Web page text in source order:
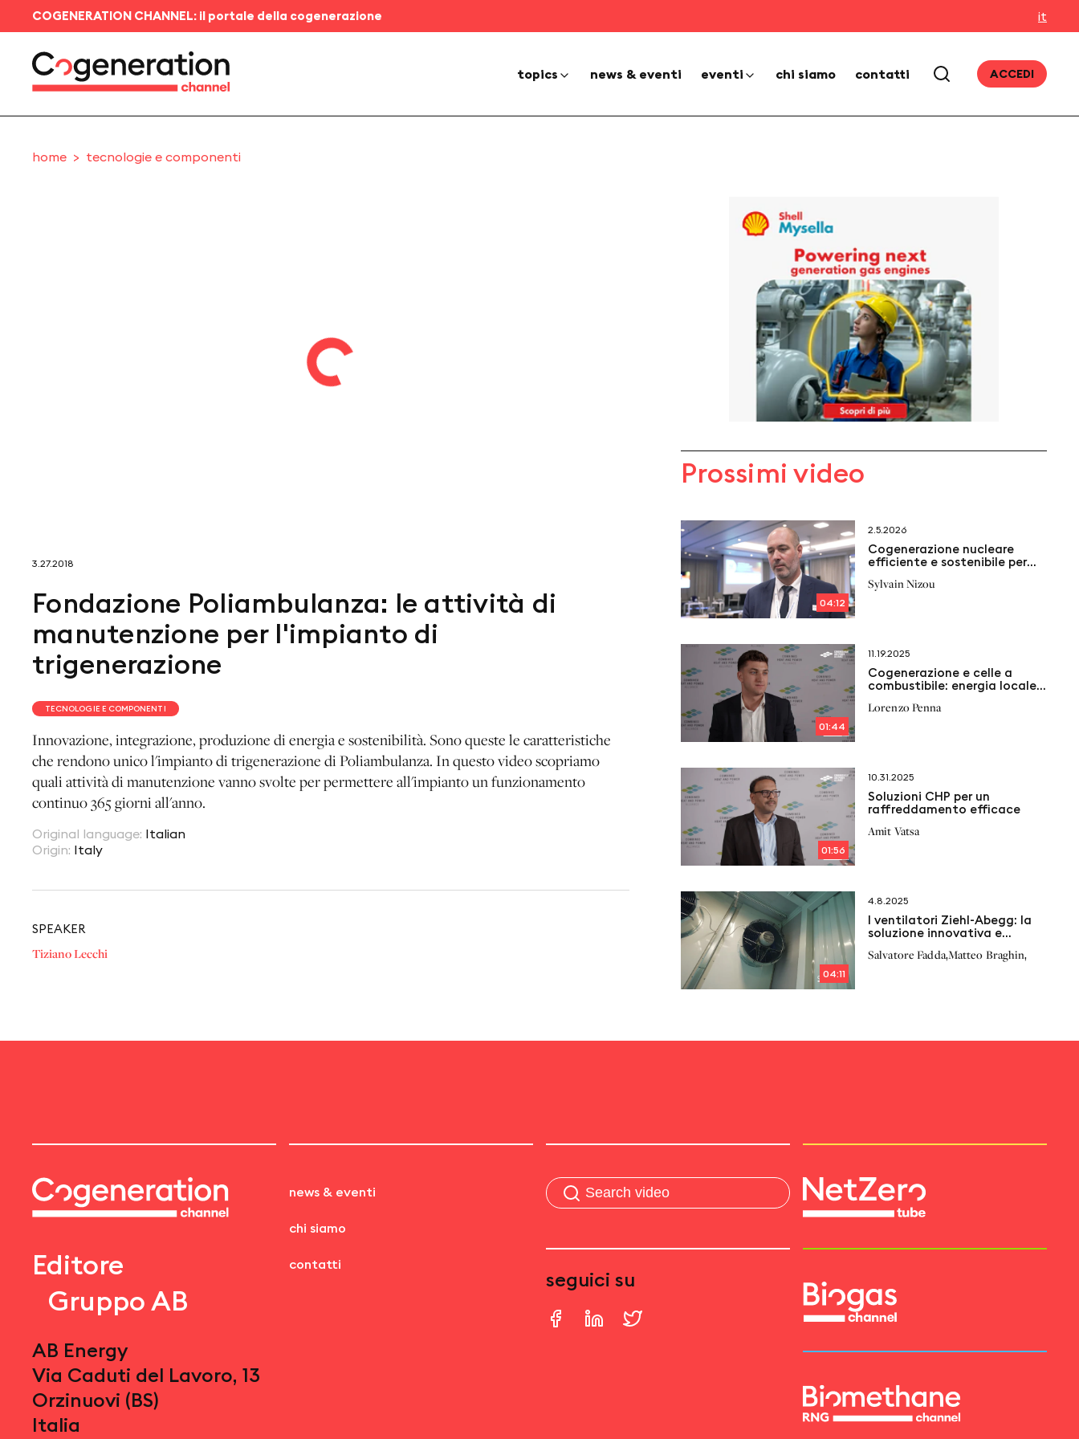
COGENERATION CHANNEL: il portale della cogenerazione it
topics news & eventi eventi chi siamo contatti ACCEDI
home tecnologie e componenti
3.27.2018
Fondazione Poliambulanza: le attività di
manutenzione per l'impianto di
trigenerazione
TECNOLOGIE E COMPONENTI
Innovazione, integrazione, produzione di energia e sostenibilità. Sono queste le caratteristiche
che rendono unico l'impianto di trigenerazione di Poliambulanza. In questo video scopriamo
quali attività di manutenzione vanno svolte per permettere all'impianto un funzionamento
continuo 365 giorni all'anno.
Original language: Italian
Origin: Italy
SPEAKER
Tiziano Lecchi
Prossimi video
04:12
2.5.2026
Cogenerazione nucleare
efficiente e sostenibile per
Sylvain Nizou
01:44
11.19.2025
Cogenerazione e celle a
combustibile: energia locale e
Lorenzo Penna
01:56
10.31.2025
Soluzioni CHP per un
raffreddamento efficace
Amit Vatsa
04:11
4.8.2025
I ventilatori Ziehl-Abegg: la
soluzione innovativa e
cogenerazione
Salvatore Fadda,Matteo Braghin,
Editore
Gruppo AB
AB Energy
Via Caduti del Lavoro, 13
Orzinuovi (BS)
Italia
news & eventi
chi siamo
contatti
seguici su